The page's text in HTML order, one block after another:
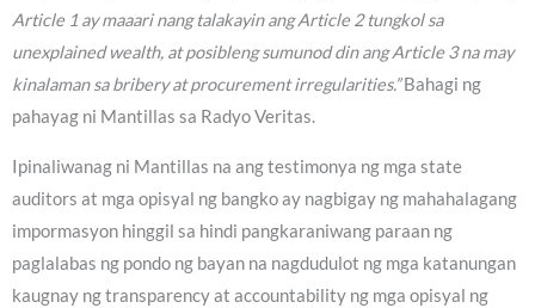
Article 1 ay maaari nang talakayin ang Article 2 tungkol sa
unexplained wealth, at posibleng sumunod din ang Article 3 na may
kinalaman sa bribery at procurement irregularities.”Bahagi ng
pahayag ni Mantillas sa Radyo Veritas.
Ipinaliwanag ni Mantillas na ang testimonya ng mga state
auditors at mga opisyal ng bangko ay nagbigay ng mahahalagang
impormasyon hinggil sa hindi pangkaraniwang paraan ng
paglalabas ng pondo ng bayan na nagdudulot ng mga katanungan
kaugnay ng transparency at accountability ng mga opisyal ng